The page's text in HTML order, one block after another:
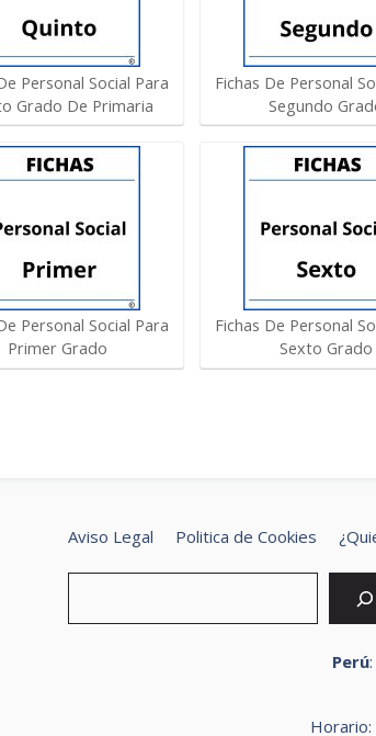
Personal Social Para
Grado De Primaria
Personal Social Para
Primer Grado
Fichas De Personal
Segundo
Fichas De Personal
Sexto Grado
Aviso Legal Politica de Cookies
Perú
Horario: